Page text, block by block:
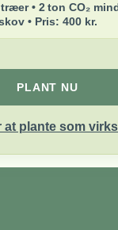
• 2 ton CO₂
• Pris: 400 kr.
PLANT NU
at plante som